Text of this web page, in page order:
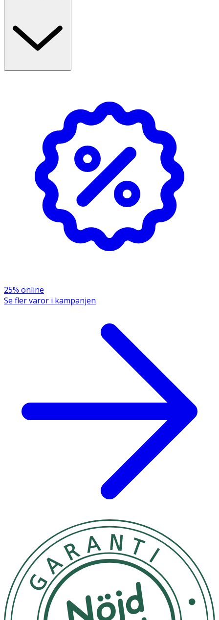
överskottsfett för en fräsch och ren känsla mellan
schamponeringar. Passar alla hårfärger.
Användning
- Skaka ordentligt före användning.
- Borsta igenom eller massera med händerna för att styla
- Extremt brandfarlig aerosol. Tryckbehållare: kan
sprängas vid uppvärmning.
- Får inte utsättas för värme, heta ytor, gnistor, öppna
lågor och andra antändningskällor.
- Rökning förbjuden. Spreja inte över öppen låga eller
andra antändningskällor. Får inte punkteras eller
brännas, gäller även tömd behållare.
- Skyddas från solljus. Får inte utsättas för temperaturer
Innehåll
(Rice) Starch, Anthemis Nobilis Flower Extract, Aqua,
Panthenol, Silica, Isopropyl Myristate, Cetrimonium
Chloride, Phenoxyethanol, Citric Acid, Parfum, Coumarin.
25% online
Se fler varor i kampanjen